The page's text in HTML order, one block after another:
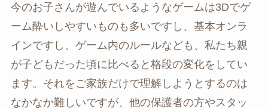
今のお子さんが遊んでいるようなゲームは3Dでゲ
ーム酔いしやすいものも多いですし、基本オンラ
インですし、ゲーム内のルールなども、私たち親
が子どもだった頃に比べると格段の変化をしてい
ます。それをご家族だけで理解しようとするのは
なかなか難しいですが、他の保護者の方やスタッ